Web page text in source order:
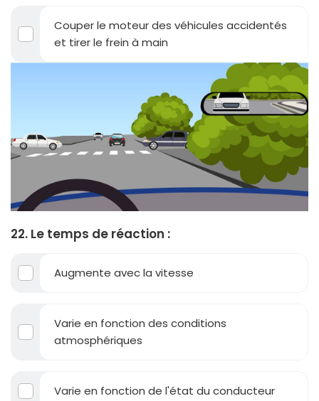
Couper le moteur des véhicules accidentés
et tirer le frein à main
22. Le temps de réaction :
Augmente avec la vitesse
Varie en fonction des conditions
atmosphériques
Varie en fonction de l'état du conducteur